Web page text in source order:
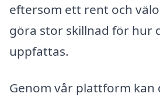
eftersom ett rent och
göra stor skillnad för hur
uppfattas.
Genom vår plattform kan